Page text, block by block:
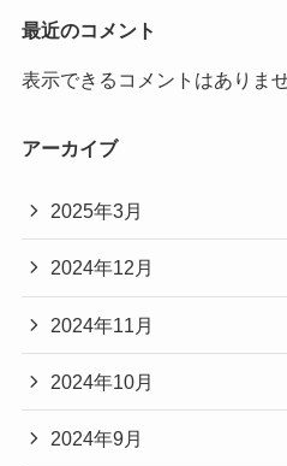
最近のコメント
表示できるコメントはありませ
アーカイブ
2025年3月
2024年12月
2024年11月
2024年10月
2024年9月